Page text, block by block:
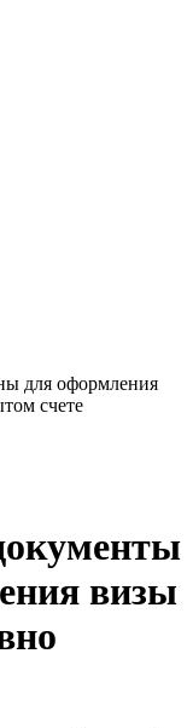
для оформления
счете
визы